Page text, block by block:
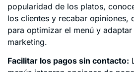
popularidad de los platos,
los clientes y recabar opiniones,
para optimizar el menú y
marketing.
Facilitar los pagos sin contacto: